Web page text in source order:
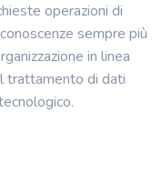
operazioni di
sempre più
in linea
trattamento di dati